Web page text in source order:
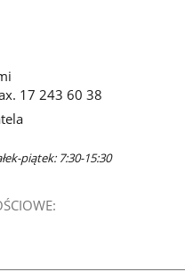
17 243 60 38
piątek: 7:30-15:30